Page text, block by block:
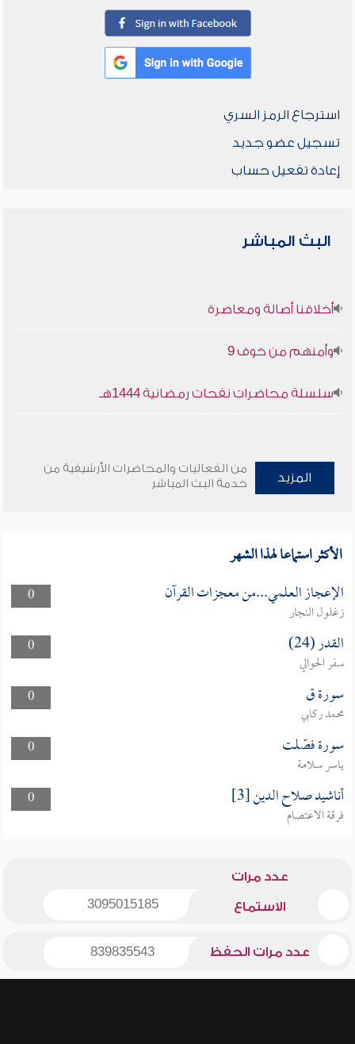
استرجاع الرمز السري
تسجيل عضو جديد
إعادة تفعيل حساب
البث المباشر
أخلاقنا أصالة ومعاصرة
وأمنهم من خوف 9
سلسلة محاضرات نفحات رمضانية 1444هـ
المزيد
من الفعاليات والمحاضرات الأرشيفية من
خدمة البث المباشر
الأكثر استماعا لهذا الشهر
0 الإعجاز العلمي...من معجزات القرآن
زغلول النجار
0
القدر (24)
سفر الحوالي
0
سورة ق
محمد ركابي
0
سورة فصّلت
ياسر سلامة
0
أناشيد صلاح الدين [3]
فرقة الاعتصام
عدد مرات
الاستماع 3095015185
عدد مرات الحفظ 839835543